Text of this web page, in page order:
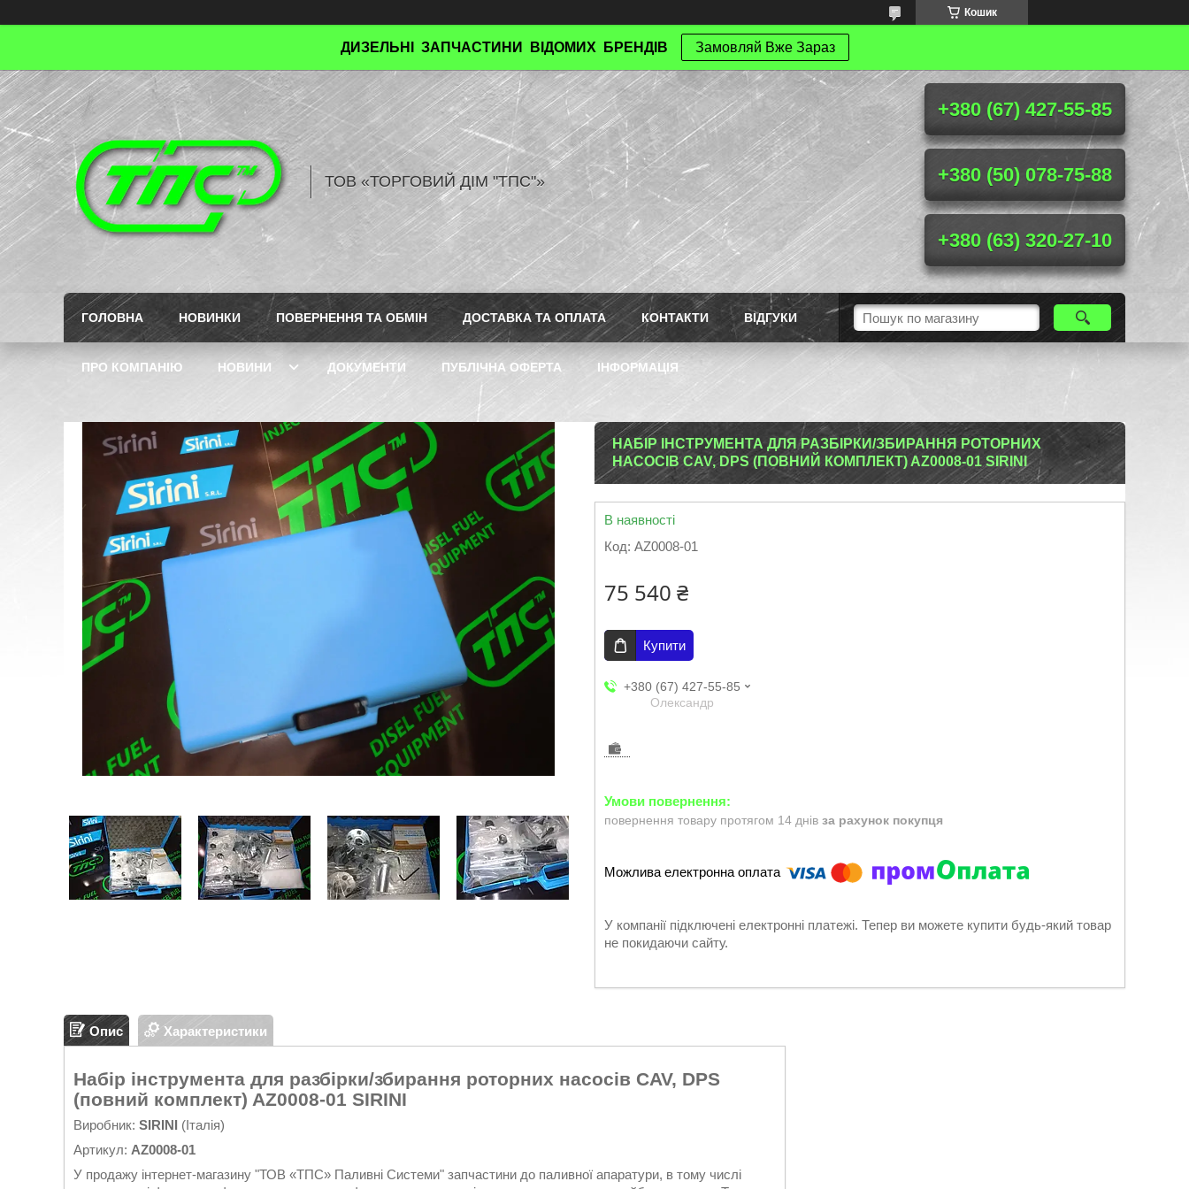
Кошик
ДИЗЕЛЬНІ ЗАПЧАСТИНИ ВІДОМИХ БРЕНДІВ Замовляй Вже Зараз
ТОВ «ТОРГОВИЙ ДІМ "ТПС"»
+380 (67) 427-55-85
+380 (50) 078-75-88
+380 (63) 320-27-10
ГОЛОВНА НОВИНКИ ПОВЕРНЕННЯ ТА ОБМІН ДОСТАВКА ТА ОПЛАТА КОНТАКТИ ВІДГУКИ
ПРО КОМПАНІЮ НОВИНИ ДОКУМЕНТИ ПУБЛІЧНА ОФЕРТА ІНФОРМАЦІЯ
НАБІР ІНСТРУМЕНТА ДЛЯ РАЗБІРКИ/ЗБИРАННЯ РОТОРНИХ
НАСОСІВ CAV, DPS (ПОВНИЙ КОМПЛЕКТ) AZ0008-01 SIRINI
В наявності
Код: AZ0008-01
75 540 ₴
Купити
+380 (67) 427-55-85
Олександр
повернення товару протягом 14 днів за рахунок покупця
У компанії підключені електронні платежі. Тепер ви можете купити будь-який товар
не покидаючи сайту.
Опис Характеристики
Набір інструмента для разбірки/збирання роторних насосів CAV, DPS
(повний комплект) AZ0008-01 SIRINI
Виробник: SIRINI (Італія)
Артикул: AZ0008-01
У продажу інтернет-магазину "ТОВ «ТПС» Паливні Системи" запчастини до паливної апаратури, в тому числі